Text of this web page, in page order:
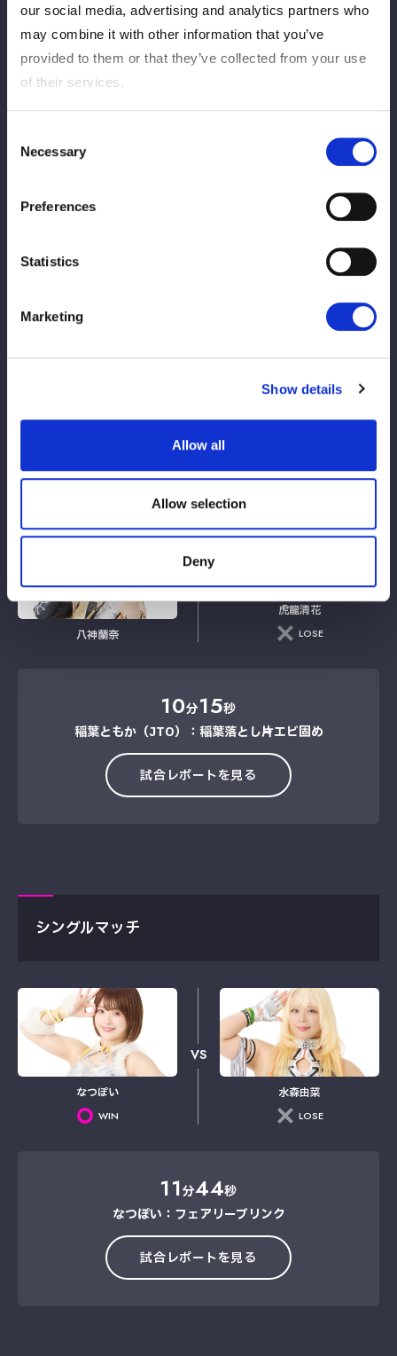
our social media, advertising and analytics partners who
may combine it with other information that you’ve
provided to them or that they’ve collected from your use
of their services.
Selection
Necessary
Preferences
Statistics
Marketing
Show details
Allow all
Allow selection
Deny
古沢稀杏
タッグマッチ
稲葉ともか（JTO）
八神蘭奈
VS
妃南
虎龍清花
LOSE
10分15秒
稲葉ともか（JTO）：稲葉落とし→片エビ固め
試合レポートを見る
シングルマッチ
なつぽい
WIN
VS
水森由菜
LOSE
11分44秒
なつぽい：フェアリーブリンク
試合レポートを見る